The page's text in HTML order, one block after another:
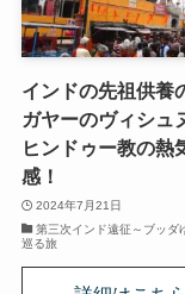
光の画家フェ
奇跡の音楽家
クラシック・
夢の国ディズ
インドの先祖供養
ガヤーのヴィシュ
ヒンドゥー教の熱
感！
2024年7月21日
第三次インド遠征～ブッダ
巡る旅